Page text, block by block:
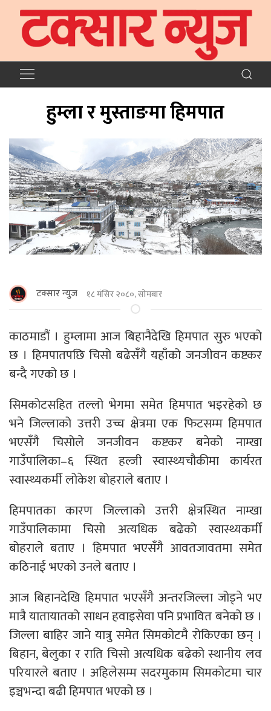
हुम्ला र मुस्ताङमा हिमपात
टक्सार न्युज १८ मंसिर २०८०, सोमबार
काठमाडौं । हुम्लामा आज बिहानैदेखि हिमपात सुरु भएको
छ । हिमपातपछि चिसो बढेसँगै यहाँको जनजीवन कष्टकर
बन्दै गएको छ ।
सिमकोटसहित तल्लो भेगमा समेत हिमपात भइरहेको छ
भने जिल्लाको उत्तरी उच्च क्षेत्रमा एक फिटसम्म हिमपात
भएसँगै चिसोले जनजीवन कष्टकर बनेको नाम्खा
गाउँपालिका–६ स्थित हल्जी स्वास्थ्यचौकीमा कार्यरत
स्वास्थ्यकर्मी लोकेश बोहराले बताए ।
हिमपातका कारण जिल्लाको उत्तरी क्षेत्रस्थित नाम्खा
गाउँपालिकामा चिसो अत्यधिक बढेको स्वास्थ्यकर्मी
बोहराले बताए । हिमपात भएसँगै आवतजावतमा समेत
कठिनाई भएको उनले बताए ।
आज बिहानदेखि हिमपात भएसँगै अन्तरजिल्ला जोड्ने भए
मात्रै यातायातको साधन हवाइसेवा पनि प्रभावित बनेको छ ।
जिल्ला बाहिर जाने यात्रु समेत सिमकोटमै रोकिएका छन् ।
बिहान, बेलुका र राति चिसो अत्यधिक बढेको स्थानीय लव
परियारले बताए । अहिलेसम्म सदरमुकाम सिमकोटमा चार
इञ्चभन्दा बढी हिमपात भएको छ ।